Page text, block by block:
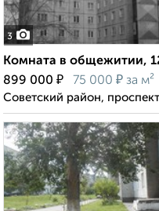
3
Комната в общежитии,
899 000 ₽ 75 000 ₽ за м²
Советский район,